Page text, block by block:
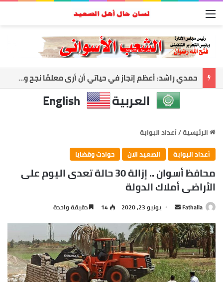
القائمة
أسوان تواجه العاصفة.. رفع الجاهزية وتعليق الملاحة لحماية المواطنين
العربية English
الرئيسية/أعداد البوابة
أعداد البوابة
الصعيد الان حوادث وقضايا
محافظ أسوان .. إزالة 30 حالة تعدى اليوم على
الأراضى أملاك الدولة
Fathalla
أرسل
إلكترونيا
يونيو 23, 2020 14 دقيقة واحدة